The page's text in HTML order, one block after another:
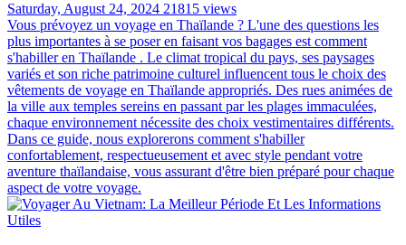
Saturday, August 24, 2024 21815 views
Vous prévoyez un voyage en Thaïlande ? L'une des questions les
plus importantes à se poser en faisant vos bagages est comment
s'habiller en Thaïlande . Le climat tropical du pays, ses paysages
variés et son riche patrimoine culturel influencent tous le choix des
vêtements de voyage en Thaïlande appropriés. Des rues animées de
la ville aux temples sereins en passant par les plages immaculées,
chaque environnement nécessite des choix vestimentaires différents.
Dans ce guide, nous explorerons comment s'habiller
confortablement, respectueusement et avec style pendant votre
aventure thaïlandaise, vous assurant d'être bien préparé pour chaque
aspect de votre voyage.